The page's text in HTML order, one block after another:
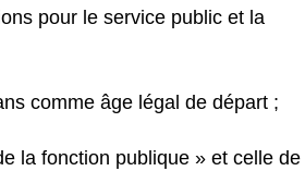
pour le service public et la
comme âge légal de départ ;
la fonction publique » et celle de